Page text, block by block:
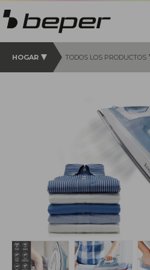
HOGAR TODOS LOS PRODUCTOS